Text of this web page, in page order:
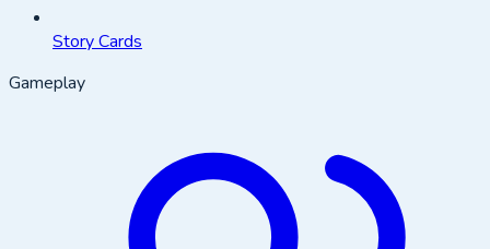
Story Cards
Gameplay